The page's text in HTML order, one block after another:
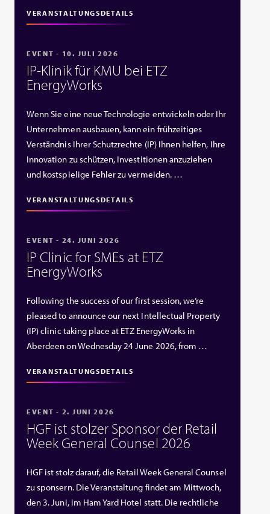
VERANSTALTUNGSDETAILS
EVENT - 10. JULI 2026
IP‑Klinik für KMU bei ETZ
EnergyWorks
Wenn Sie eine neue Technologie entwickeln oder Ihr
Unternehmen ausbauen, kann ein frühzeitiges
Verständnis Ihrer Schutzrechte (IP) Ihnen helfen, Ihre
Innovation zu schützen, Investitionen anzuziehen
und kostspielige Fehler zu vermeiden. …
VERANSTALTUNGSDETAILS
EVENT - 24. JUNI 2026
IP Clinic for SMEs at ETZ
EnergyWorks
Following the success of our first session, we’re
pleased to announce our next Intellectual Property
(IP) clinic taking place at ETZ EnergyWorks in
Aberdeen on Wednesday 24 June 2026, from …
VERANSTALTUNGSDETAILS
EVENT - 2. JUNI 2026
HGF ist stolzer Sponsor der Retail
Week General Counsel 2026
HGF ist stolz darauf, die Retail Week General Counsel
zu sponsern. Die Veranstaltung findet am Mittwoch,
den 3. Juni, im Ham Yard Hotel statt. Die rechtliche